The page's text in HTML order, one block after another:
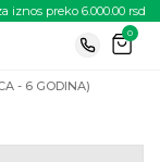
iznos preko 6.000.00 rsd
0
- 6 GODINA)